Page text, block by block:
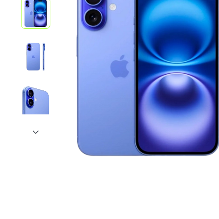
iPhone 13
iPhone 12
iPhone
iPhone
Poco
F Series
M Series
X Series